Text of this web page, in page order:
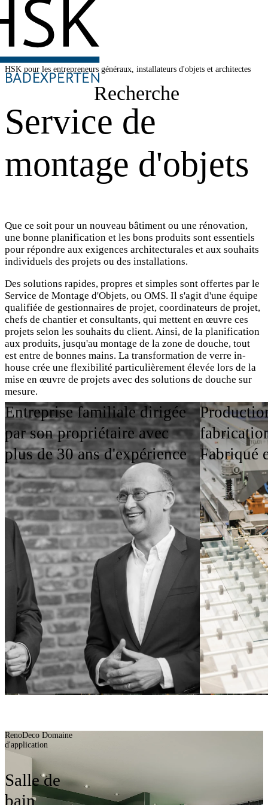
Recherche
HSK pour les entrepreneurs généraux, installateurs d'objets et architectes
Service de
montage d'objets
Que ce soit pour un nouveau bâtiment ou une rénovation,
une bonne planification et les bons produits sont essentiels
pour répondre aux exigences architecturales et aux souhaits
individuels des projets ou des installations.
Des solutions rapides, propres et simples sont offertes par le
Service de Montage d'Objets, ou OMS. Il s'agit d'une équipe
qualifiée de gestionnaires de projet, coordinateurs de projet,
chefs de chantier et consultants, qui mettent en œuvre ces
projets selon les souhaits du client. Ainsi, de la planification
aux produits, jusqu'au montage de la zone de douche, tout
est entre de bonnes mains. La transformation de verre in-
house crée une flexibilité particulièrement élevée lors de la
mise en œuvre de projets avec des solutions de douche sur
mesure.
OMS Imagebroschüre ansehen
Domaines d'application
Points forts du produit
Personne de contact
Outils de planification
BAINS MIEUX
CONSTRUIRE
Entreprise familiale dirigée
par son propriétaire avec
plus de 30 ans d'expérience
Fabriqué
RenoDeco Domaine
d'application
Salle de
bain